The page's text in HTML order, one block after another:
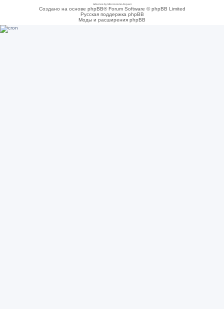
Adsense by Microcosmo Acquari
Создано на основе phpBB® Forum Software © phpBB Limited
Русская поддержка phpBB
Моды и расширения phpBB